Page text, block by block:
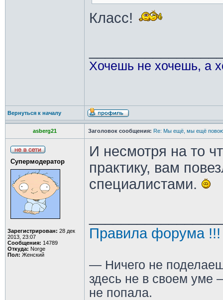
Класс!
Хочешь не хочешь, а
Вернуться к началу
asberg21 Заголовок сообщения: Re: Мы ещё, мы ещё
Супермодератор
Зарегистрирован: 28 дек
2013, 23:07
Сообщения: 14789
Откуда: Norge
Пол: Женский
И несмотря на то
практику, вам
специалистами.
Правила форума !!!
— Ничего не
здесь не в своем
не попала.